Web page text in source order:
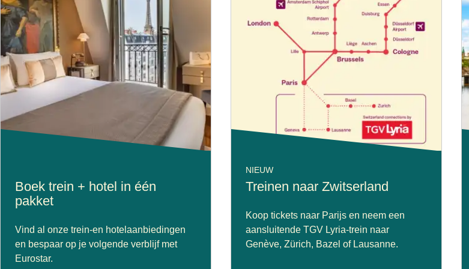
Boek trein + hotel in één
pakket
Vind al onze trein-en hotelaanbiedingen
en bespaar op je volgende verblijf met
Eurostar.
NIEUW
Treinen naar Zwitserland
Koop tickets naar Parijs en neem een
aansluitende TGV Lyria-trein naar
Genève, Zürich, Bazel of Lausanne.